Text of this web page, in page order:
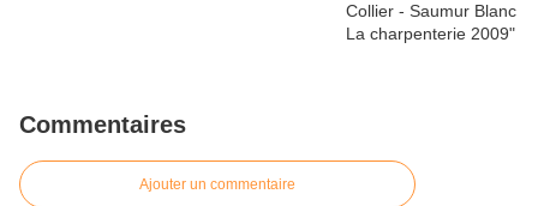
Commentaires
Ajouter un commentaire